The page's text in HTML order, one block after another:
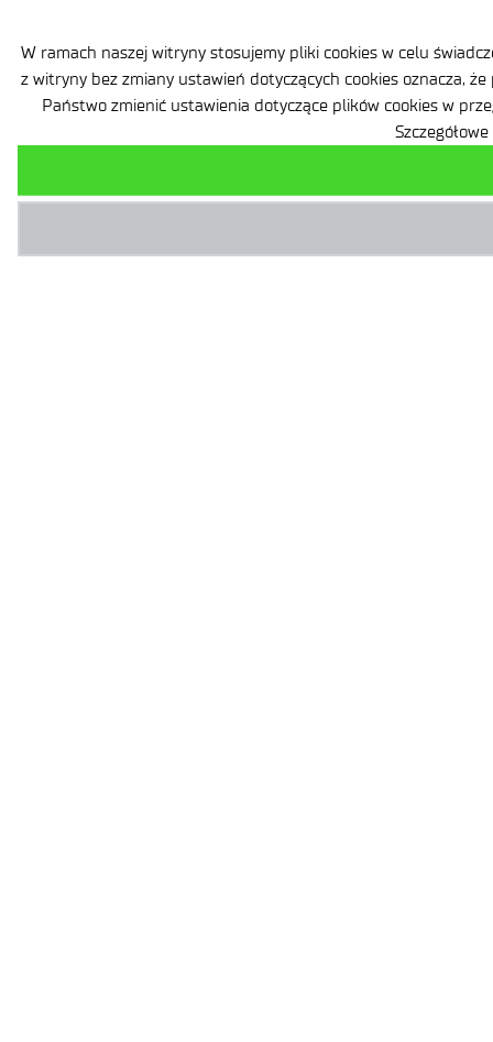
W ramach naszej witryny stosujemy pliki cookies w celu
z witryny bez zmiany ustawień dotyczących cookies oznacza,
Państwo zmienić ustawienia dotyczące plików cookies w